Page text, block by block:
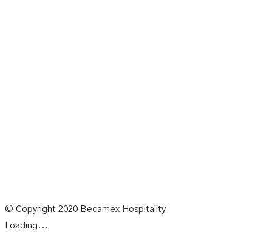
© Copyright 2020 Becamex Hospitality
Loading...